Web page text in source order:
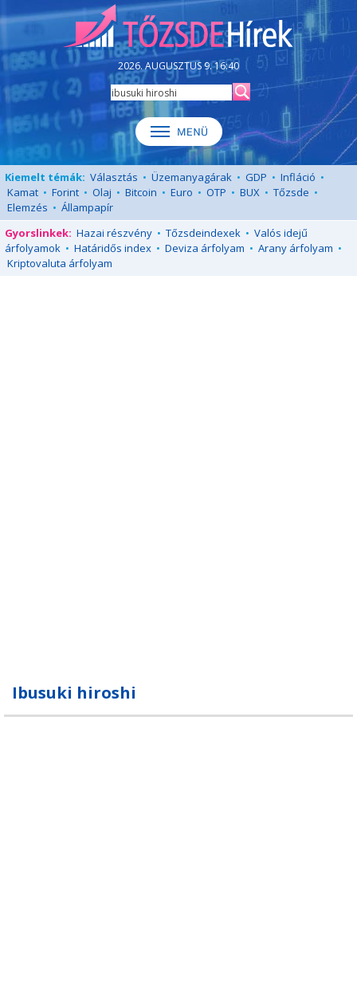
2026. AUGUSZTUS 9. 16:40
Kiemelt témák: Választás • Üzemanyagárak • GDP • Infláció •
Kamat • Forint • Olaj • Bitcoin • Euro • OTP • BUX • Tőzsde •
Elemzés • Állampapír
Gyorslinkek: Hazai részvény • Tőzsdeindexek • Valós idejű
árfolyamok • Határidős index • Deviza árfolyam • Arany árfolyam •
Kriptovaluta árfolyam
Ibusuki hiroshi